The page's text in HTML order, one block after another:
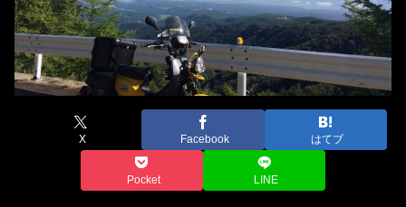
X Facebook はてブ
Pocket LINE